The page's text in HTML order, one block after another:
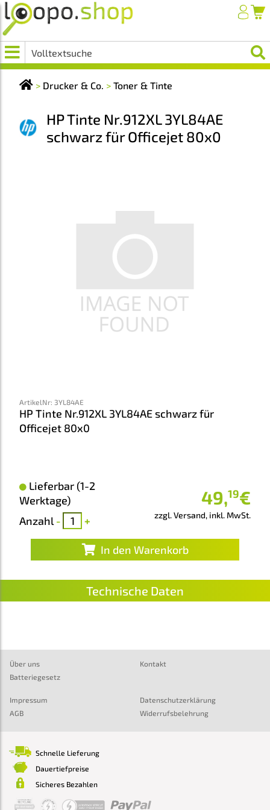
> Drucker & Co. > Toner & Tinte
HP Tinte Nr.912XL 3YL84AE
schwarz für Officejet 80x0
HP Tinte Nr.912XL 3YL84AE schwarz für
Officejet 80x0
Lieferbar (1-2
Werktage)
Anzahl - +
49,19€
zzgl. Versand, inkl. MwSt.
In den Warenkorb
ArtikelNr: 3YL84AE
Technische Daten
Über uns
Batteriegesetz
Kontakt
Impressum
AGB
Datenschutzerklärung
Widerrufsbelehrung
Schnelle Lieferung
Dauertiefpreise
Sicheres Bezahlen